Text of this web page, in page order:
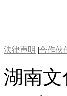
法律声明 |合作伙
湖南